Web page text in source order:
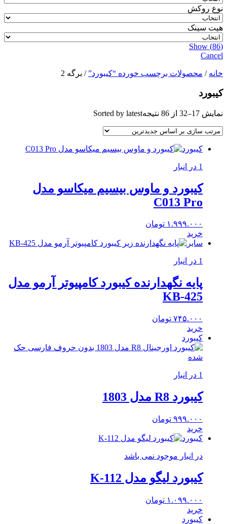
نوع روکش
هیت سینک
Show (86)
Cancel
خانه / محصولات برچسب خورده “کیبورد”/ برگه 2
کیبورد
نمایش 17–32 از 86 نتیجه Sorted by latest
کیبورد
1 در انبار
کیبورد و ماوس بیسیم میکاسو مدل
C013 Pro
۱.۹۹۹.۰۰۰ تومان
خرید
سایر
1 در انبار
پایه نگهدارنده کیبورد کامپیوتر آرمو مدل
KB-425
۷۴۵.۰۰۰ تومان
خرید
کیبورد
1 در انبار
کیبورد R8 مدل 1803
۹۹۹.۰۰۰ تومان
خرید
کیبورد
در انبار موجود نمی باشد
کیبورد لیگو مدل K-112
۱.۰۹۹.۰۰۰ تومان
خرید
کیبورد